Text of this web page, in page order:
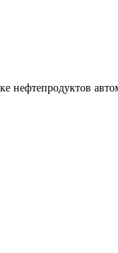
нефтепродуктов